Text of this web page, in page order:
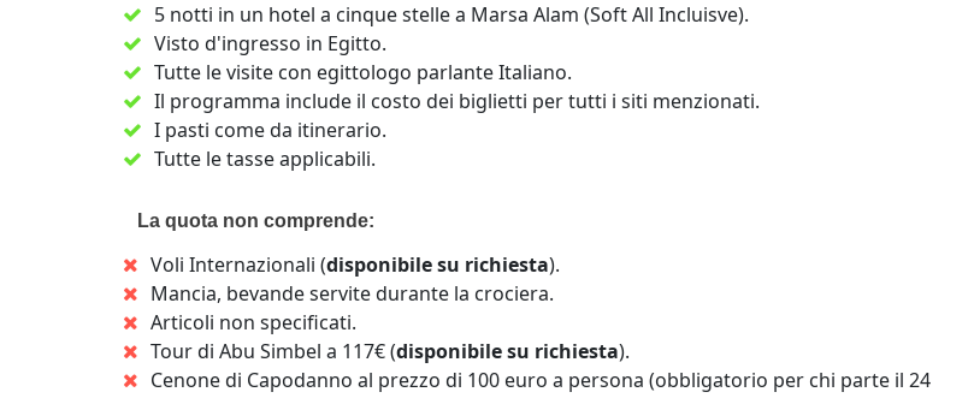
5 notti in un hotel a cinque stelle a Marsa Alam (Soft All Incluisve).
Visto d'ingresso in Egitto.
Tutte le visite con egittologo parlante Italiano.
Il programma include il costo dei biglietti per tutti i siti menzionati.
I pasti come da itinerario.
Tutte le tasse applicabili.
La quota non comprende:
Voli Internazionali (disponibile su richiesta).
Mancia, bevande servite durante la crociera.
Articoli non specificati.
Tour di Abu Simbel a 117€ (disponibile su richiesta).
Cenone di Capodanno al prezzo di 100 euro a persona (obbligatorio per chi parte il 24